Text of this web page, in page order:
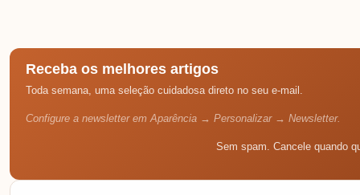
Receba os melhores artigos
Toda semana, uma seleção cuidadosa direto no seu e-mail.
Configure a newsletter em Aparência → Personalizar → Newsletter.
Sem spam. Cancele quando